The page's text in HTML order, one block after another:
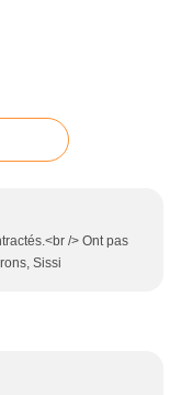
/> Ont pas
Sissi